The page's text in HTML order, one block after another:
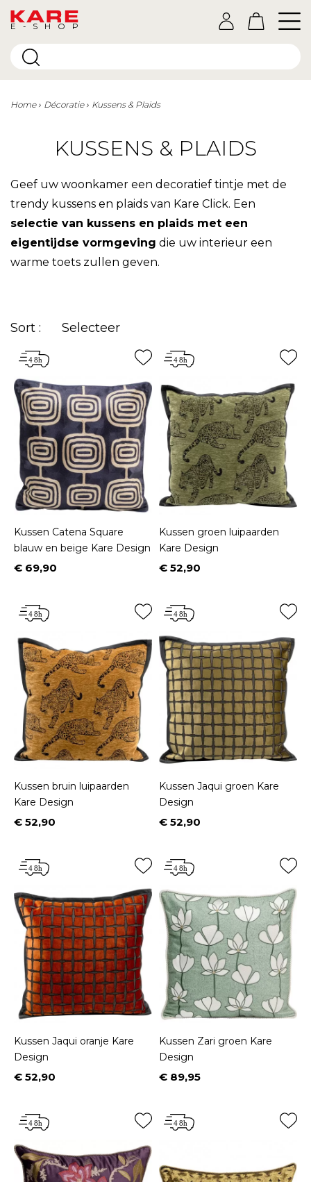
E-SHOP
Home Décoratie Kussens & Plaids
KUSSENS & PLAIDS
Geef uw woonkamer een decoratief tintje met de
trendy kussens en plaids van Kare Click. Een
selectie van kussens en plaids met een
eigentijdse vormgeving die uw interieur een
warme toets zullen geven.
Sort : Selecteer
Kussen Catena Square
blauw en beige Kare Design
Prijs
€ 69,90
Kussen groen luipaarden
Kare Design
Prijs
€ 52,90
Kussen bruin luipaarden
Kare Design
Prijs
€ 52,90
Kussen Jaqui groen Kare
Design
Prijs
€ 52,90
Kussen Jaqui oranje Kare
Design
Prijs
€ 52,90
Kussen Zari groen Kare
Design
Prijs
€ 89,95